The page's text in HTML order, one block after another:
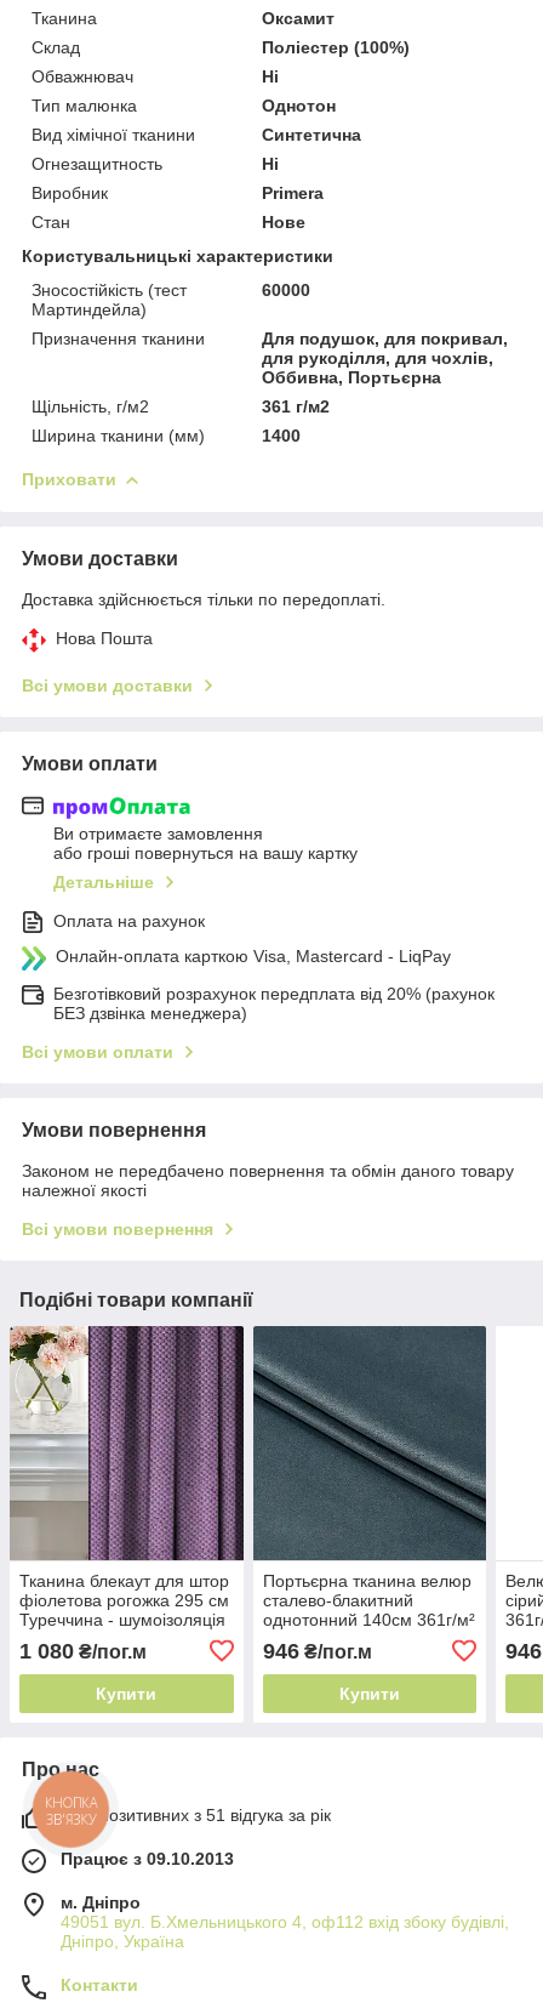
Тканина
Оксамит
Склад
Поліестер (100%)
Обважнювач
Ні
Тип малюнка
Однотон
Вид хімічної тканини
Синтетична
Огнезащитность
Ні
Виробник
Primera
Стан
Нове
Користувальницькі характеристики
Зносостійкість (тест
Мартиндейла)
60000
Призначення тканини
Для подушок, для покривал,
для рукоділля, для чохлів,
Оббивна, Портьєрна
Щільність, г/м2
361 г/м2
Ширина тканини (мм)
1400
Приховати
Умови доставки
Доставка здійснюється тільки по передоплаті.
Нова Пошта
Всі умови доставки
Умови оплати
Ви отримаєте замовлення
або гроші повернуться на вашу картку
Детальніше
Оплата на рахунок
Онлайн-оплата карткою Visa, Mastercard - LiqPay
Безготівковий розрахунок передплата від 20% (рахунок
БЕЗ дзвінка менеджера)
Всі умови оплати
Умови повернення
Законом не передбачено повернення та обмін даного товару
належної якості
Всі умови повернення
Подібні товари компанії
Тканина блекаут для штор
фіолетова рогожка 295 см
Туреччина - шумоізоляція
1 080 ₴/пог.м
Купити
Портьєрна тканина велюр
сталево-блакитний
однотонний 140см 361г/м²
класичних штор
946₴/пог.м
Купити
946
Про нас
98% позитивних з 51 відгука за рік
Працює з 09.10.2013
м. Дніпро
49051 вул. Б.Хмельницького 4, оф112 вхід збоку будівлі,
Дніпро, Україна
Контакти
КНОПКА
ЗВ'ЯЗКУ